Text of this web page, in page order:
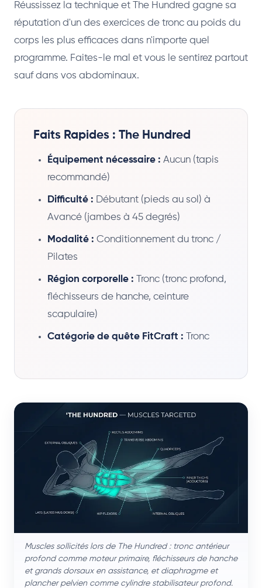
Réussissez la technique et The Hundred gagne sa
réputation d'un des exercices de tronc au poids du
corps les plus efficaces dans n'importe quel
programme. Faites-le mal et vous le sentirez partout
sauf dans vos abdominaux.
Faits Rapides : The Hundred
Équipement nécessaire : Aucun (tapis
recommandé)
Difficulté : Débutant (pieds au sol) à
Avancé (jambes à 45 degrés)
Modalité : Conditionnement du tronc /
Pilates
Région corporelle : Tronc (tronc profond,
fléchisseurs de hanche, ceinture
scapulaire)
Catégorie de quête FitCraft : Tronc
Muscles sollicités lors de The Hundred : tronc antérieur
profond comme moteur primaire, fléchisseurs de hanche
et grands dorsaux en assistance, et diaphragme et
plancher pelvien comme cylindre stabilisateur profond.